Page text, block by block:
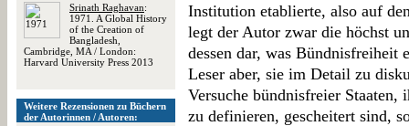
Srinath Raghavan:
1971. A Global History
of the Creation of
Bangladesh,
Cambridge, MA / London:
Harvard University Press 2013
Weitere Rezensionen zu Büchern
der Autorinnen / Autoren:
Institution etablierte, also auf
legt der Autor zwar die höchst
dessen dar, was Bündnisfreiheit
Leser aber, sie im Detail zu
Versuche bündnisfreier
zu definieren, gescheitert sind,